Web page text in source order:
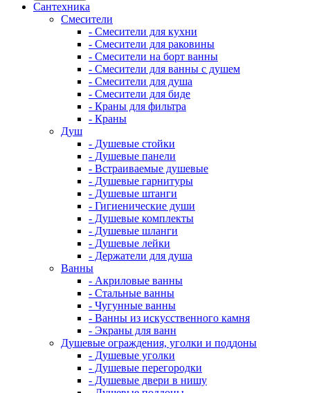
Сантехника
Смесители
- Смесители для кухни
- Смесители для раковины
- Смесители на борт ванны
- Смесители для ванны с душем
- Смесители для душа
- Смесители для биде
- Краны для фильтра
- Краны
Душ
- Душевые стойки
- Душевые панели
- Встраиваемые душевые
- Душевые гарнитуры
- Душевые штанги
- Гигиенические души
- Душевые комплекты
- Душевые шланги
- Душевые лейки
- Держатели для душа
Ванны
- Акриловые ванны
- Стальные ванны
- Чугунные ванны
- Ванны из искусственного камня
- Экраны для ванн
Душевые ограждения, уголки и поддоны
- Душевые уголки
- Душевые перегородки
- Душевые двери в нишу